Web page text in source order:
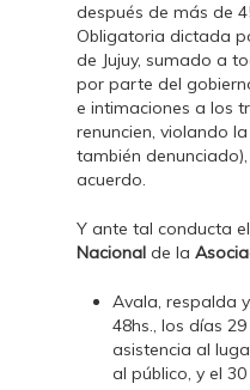
después de más de
Obligatoria dictada
de Jujuy, sumado a
por parte del
e intimaciones a los
renuncien, violando
también
acuerdo.
Y ante tal conducta el
Nacional de la
Avala, respalda
48hs., los días
asistencia al
al público, y el